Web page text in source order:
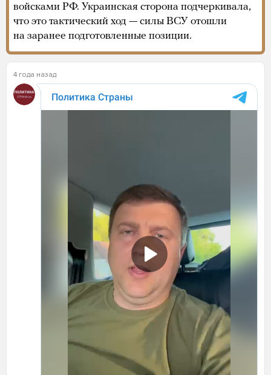
войсками РФ. Украинская сторона подчеркивала,
что это тактический ход — силы ВСУ отошли
на заранее подготовленные позиции.
4 года назад